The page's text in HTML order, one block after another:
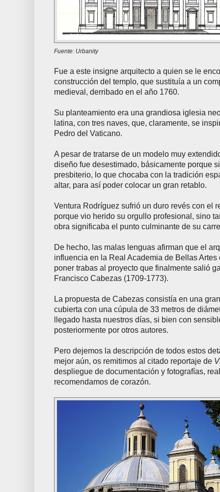
Fuente: Urbanity
Fue a este insigne arquitecto a quien se le
construcción del templo, que sustituía a un
medieval, derribado en el año 1760.
Su planteamiento era una grandiosa iglesia
latina, con tres naves, que, claramente, se
Pedro del Vaticano.
A pesar de tratarse de un modelo muy
diseño fue desestimado, básicamente porque
presbiterio, lo que chocaba con la tradición
altar, para así poder colocar un gran retablo.
Ventura Rodríguez sufrió un duro revés con el
porque vio herido su orgullo profesional, sino
obra significaba el punto culminante de su
De hecho, las malas lenguas afirman que el
influencia en la Real Academia de Bellas
poner trabas al proyecto que finalmente salió
Francisco Cabezas (1709-1773).
La propuesta de Cabezas consistía en una
cubierta con una cúpula de 33 metros de
llegado hasta nuestros días, si bien con
posteriormente por otros autores.
Pero dejemos la descripción de todos estos
mejor aún, os remitimos al citado reportaje de
despliegue de documentación y fotografías,
recomendamos de corazón.